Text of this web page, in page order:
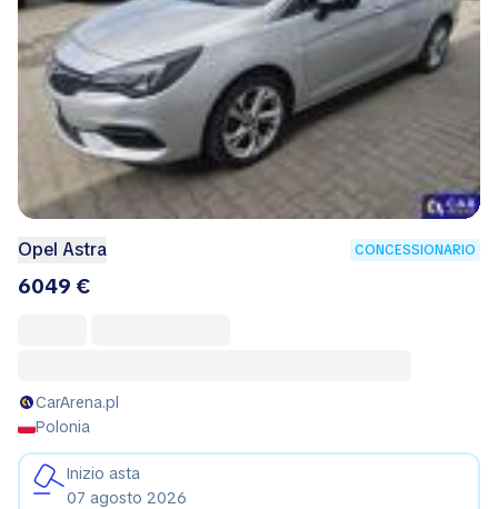
Opel Astra CONCESSIONARIO
6049 €
CarArena.pl
Polonia
Inizio asta
07 agosto 2026